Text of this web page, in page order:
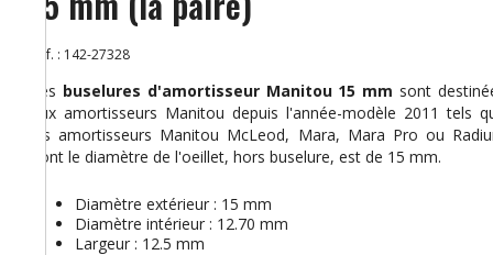
Réf. : 142-27328
Les buselures d'amortisseur Manitou 15 mm sont
aux amortisseurs Manitou depuis l'année-modèle 2011 tels
les amortisseurs Manitou McLeod, Mara, Mara Pro ou
dont le diamètre de l'oeillet, hors buselure, est de 15 mm.
Diamètre extérieur : 15 mm
Diamètre intérieur : 12.70 mm
Largeur : 12.5 mm